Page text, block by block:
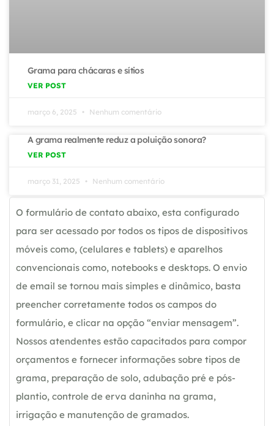
Grama para chácaras e sítios
VER POST
março 6, 2025 Nenhum comentário
A grama realmente reduz a poluição sonora?
VER POST
março 31, 2025 Nenhum comentário
O formulário de contato abaixo, esta configurado
para ser acessado por todos os tipos de dispositivos
móveis como, (celulares e tablets) e aparelhos
convencionais como, notebooks e desktops. O envio
de email se tornou mais simples e dinâmico, basta
preencher corretamente todos os campos do
formulário, e clicar na opção “enviar mensagem”.
Nossos atendentes estão capacitados para compor
orçamentos e fornecer informações sobre tipos de
grama, preparação de solo, adubação pré e pós-
plantio, controle de erva daninha na grama,
irrigação e manutenção de gramados.